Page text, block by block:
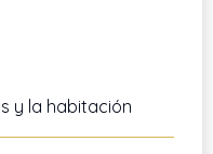
y la habitación